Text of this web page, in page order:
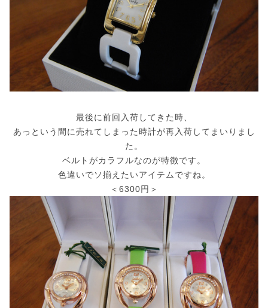
最後に前回入荷してきた時、
あっという間に売れてしまった時計が再入荷してまいりまし
た。
ベルトがカラフルなのが特徴です。
色違いでソ揃えたいアイテムですね。
＜6300円＞